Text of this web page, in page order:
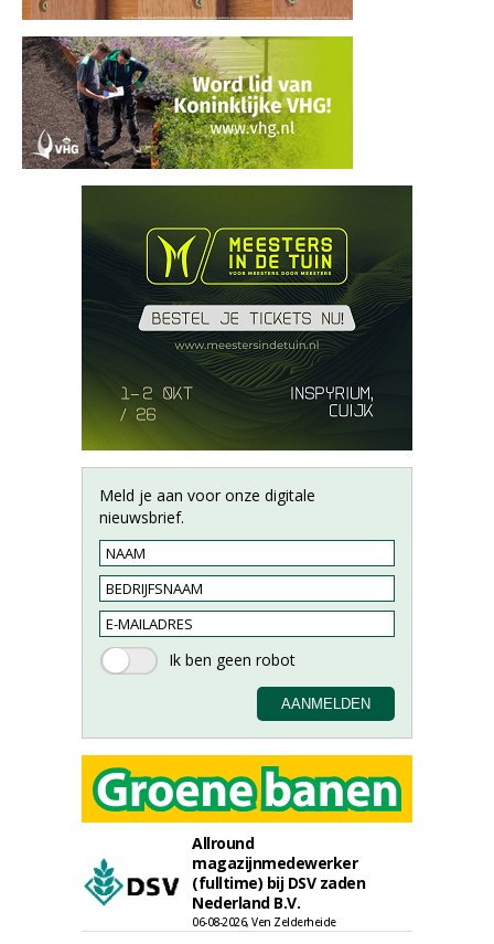
Meld je aan voor onze digitale
nieuwsbrief.
Allround
magazijnmedewerker
(fulltime) bij DSV zaden
Nederland B.V.
06-08-2026, Ven Zelderheide